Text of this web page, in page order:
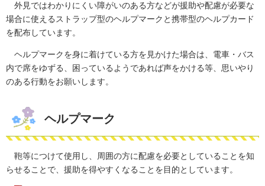
外見ではわかりにくい障がいのある方などが援助や配慮が必要な
場合に使えるストラップ型のヘルプマークと携帯型のヘルプカード
を配布しています。
ヘルプマークを身に着けている方を見かけた場合は、電車・バス
内で席をゆずる、困っているようであれば声をかける等、思いやり
のある行動をお願いします。
ヘルプマーク
鞄等につけて使用し、周囲の方に配慮を必要としていることを知
らせることで、援助を得やすくなることを目的としています。